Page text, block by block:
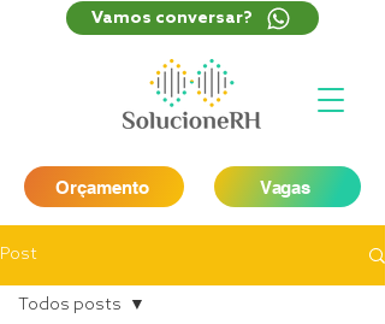
Orçamento Vagas
Vamos conversar?
Post
Todos posts